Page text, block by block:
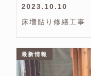
2023.10.10
床増貼り修繕工事
最新情報